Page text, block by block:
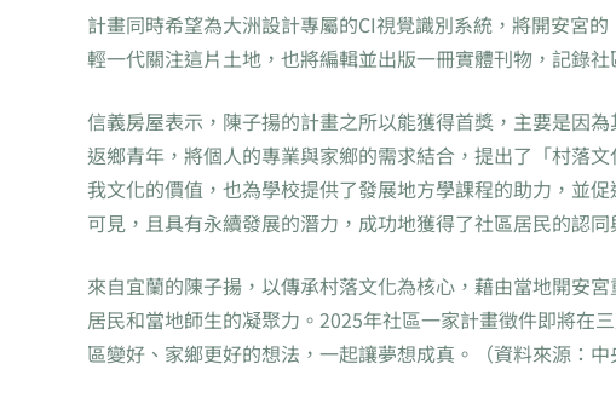
計畫同時希望為大洲設計專屬的CI視覺識別系統，將開安宮
輕一代關注這片土地，也將編輯並出版一冊實體刊物，記錄
信義房屋表示，陳子揚的計畫之所以能獲得首獎，主要是因
返鄉青年，將個人的專業與家鄉的需求結合，提出了「村落
我文化的價值，也為學校提供了發展地方學課程的助力，並
可見，且具有永續發展的潛力，成功地獲得了社區居民的認同
來自宜蘭的陳子揚，以傳承村落文化為核心，藉由當地開安
居民和當地師生的凝聚力。2025年社區一家計畫徵件即將在
區變好、家鄉更好的想法，一起讓夢想成真。（資料來源：中